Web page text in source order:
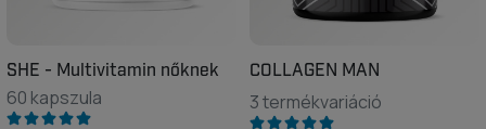
SHE - Multivitamin nőknek
60 kapszula
COLLAGEN MAN
3 termékvariáció